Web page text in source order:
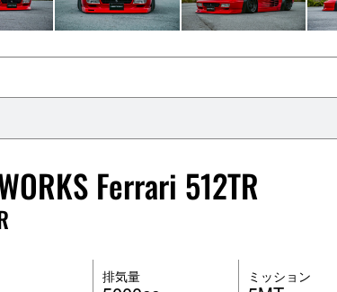
Ferrari 512TR
排気量 ミッション